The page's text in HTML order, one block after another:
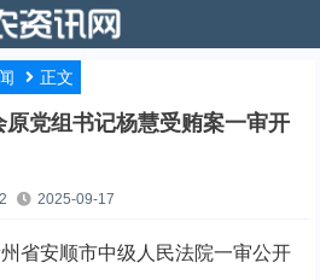
正文
党组书记杨慧受贿案一审开
2025-09-17
安顺市中级人民法院一审公开